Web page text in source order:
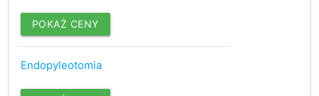
POKAŻ CENY
Endopyleotomia